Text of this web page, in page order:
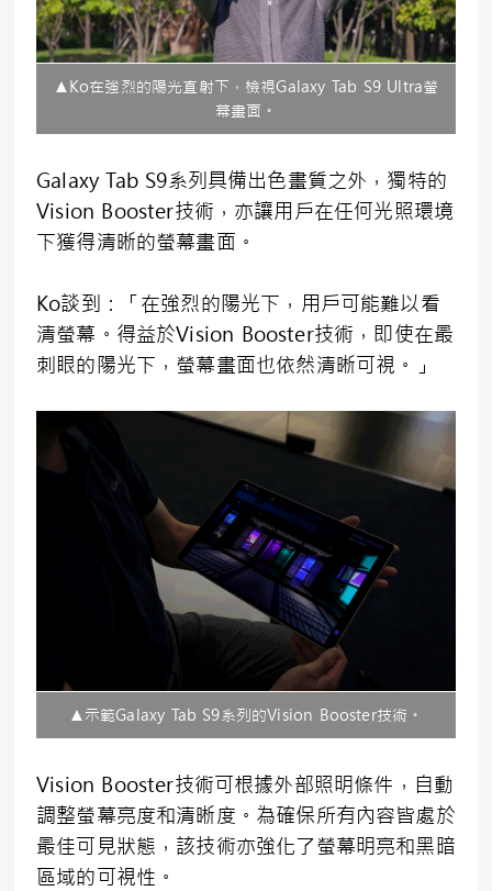
▲Ko在強烈的陽光直射下，檢視Galaxy Tab S9 Ultra螢
幕畫面。
Galaxy Tab S9系列具備出色畫質之外，獨特的
Vision Booster技術，亦讓用戶在任何光照環境
下獲得清晰的螢幕畫面。
Ko談到：「在強烈的陽光下，用戶可能難以看
清螢幕。得益於Vision Booster技術，即使在最
刺眼的陽光下，螢幕畫面也依然清晰可視。」
▲示範Galaxy Tab S9系列的Vision Booster技術。
Vision Booster技術可根據外部照明條件，自動
調整螢幕亮度和清晰度。為確保所有內容皆處於
最佳可見狀態，該技術亦強化了螢幕明亮和黑暗
區域的可視性。